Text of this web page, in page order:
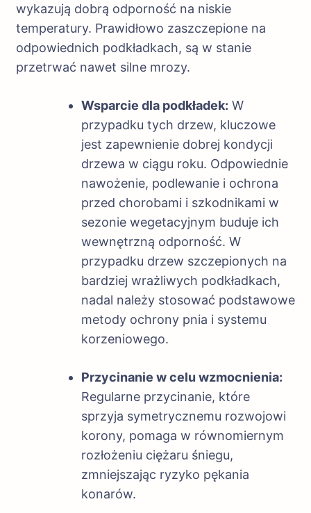
wykazują dobrą odporność na niskie
temperatury. Prawidłowo zaszczepione na
odpowiednich podkładkach, są w stanie
przetrwać nawet silne mrozy.
Wsparcie dla podkładek: W
przypadku tych drzew, kluczowe
jest zapewnienie dobrej kondycji
drzewa w ciągu roku. Odpowiednie
nawożenie, podlewanie i ochrona
przed chorobami i szkodnikami w
sezonie wegetacyjnym buduje ich
wewnętrzną odporność. W
przypadku drzew szczepionych na
bardziej wrażliwych podkładkach,
nadal należy stosować podstawowe
metody ochrony pnia i systemu
korzeniowego.
Przycinanie w celu wzmocnienia:
Regularne przycinanie, które
sprzyja symetrycznemu rozwojowi
korony, pomaga w równomiernym
rozłożeniu ciężaru śniegu,
zmniejszając ryzyko pękania
konarów.